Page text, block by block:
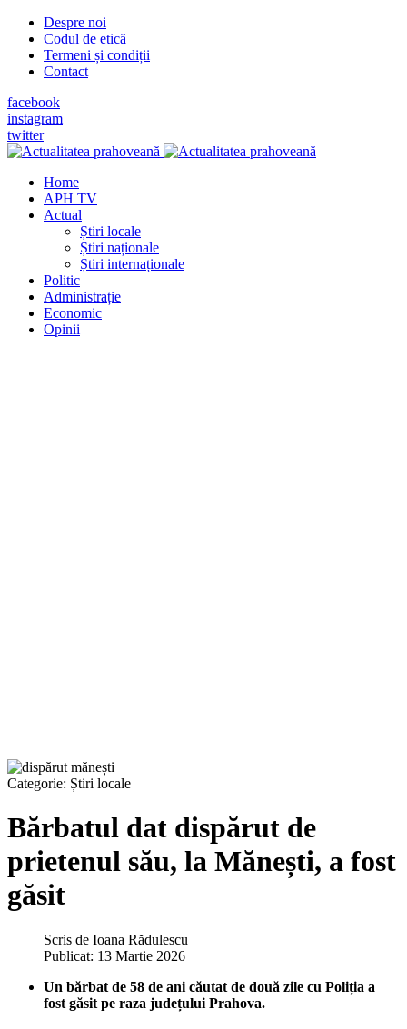
Despre noi
Codul de etică
Termeni și condiții
Contact
facebook
instagram
twitter
Home
APH TV
Actual
Știri locale
Știri naționale
Știri internaționale
Politic
Administrație
Economic
Opinii
Categorie: Știri locale
Bărbatul dat dispărut de
prietenul său, la Mănești, a fost
găsit
Scris de Ioana Rădulescu
Publicat: 13 Martie 2026
Un bărbat de 58 de ani căutat de două zile cu Poliția a
fost găsit pe raza județului Prahova.